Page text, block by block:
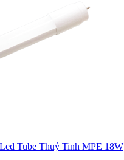
Tube Thuỷ Tinh MPE 18W